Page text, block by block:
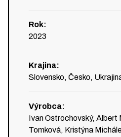
Rok:
2023
Krajina:
Slovensko, Česko,
Výrobca:
Ivan Ostrochovský, Albert
Tomková, Kristýna